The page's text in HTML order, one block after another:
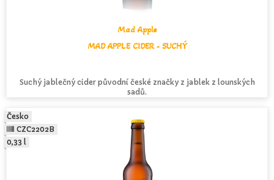
Mad Apple
MAD APPLE CIDER - SUCHÝ
Suchý jablečný cider původní české značky z jablek z lounských
sadů.
Česko
CZC2202B
0,33 l